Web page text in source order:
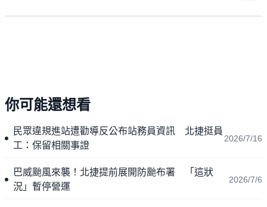
你可能還想看
民眾違規進站遭勸導反公布站務員資訊 北捷挺員
工：保留相關事證
2026/7/16
巴威颱風來襲！北捷提前展開防颱布署 「這狀
況」暫停營運
2026/7/6